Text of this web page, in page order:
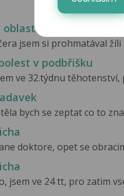
varlat
jsem si prohmatával
v podbřišku
ve 32.týdnu
bych se zeptat co to
doktore, opet se
jsem ve 24 tt, pro zatim